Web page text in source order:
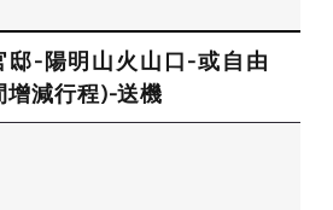
邸-陽明山火山口-或自由
增減行程)-送機